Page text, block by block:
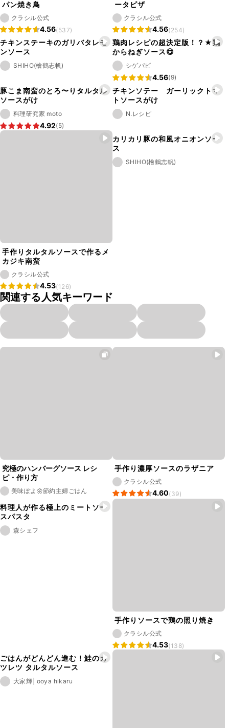
パン焼き鳥
クラシル公式
4.56(537)
ータピザ
クラシル公式
4.56(254)
チキンステーキのガリバタレモ
ンソース
SHIHO(檜鶴志帆)
鶏肉レシピの超決定版！？★鶏
からねぎソース😋
シゲパピ
4.56(9)
豚こま南蛮のとろ〜りタルタル
ソースがけ
料理研究家 moto
4.92(5)
チキンソテー ガーリックトマ
トソースがけ
N.レシピ
手作りタルタルソースで作るメ
カジキ南蛮
クラシル公式
4.53(126)
カリカリ豚の和風オニオンソー
ス
SHIHO(檜鶴志帆)
関連する人気キーワード
究極のハンバーグソース レシ
ピ・作り方
美味ぽよ🌼節約主婦ごはん
手作り濃厚ソースのラザニア
クラシル公式
4.60(39)
料理人が作る極上のミートソー
スパスタ
森シェフ
手作りソースで鶏の照り焼き
クラシル公式
4.53(138)
ごはんがどんどん進む！鮭のカ
ツレツ タルタルソース
大家輝│ooya hikaru